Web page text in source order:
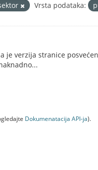
Vrsta podataka:
je verzija stranice
Dokumenаtаcijа API-jа).